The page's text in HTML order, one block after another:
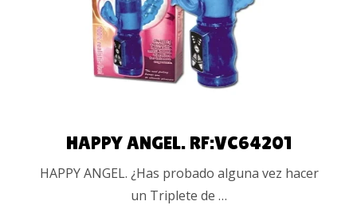
HAPPY ANGEL. RF:VC64201
HAPPY ANGEL. ¿Has probado alguna vez hacer
un Triplete de …